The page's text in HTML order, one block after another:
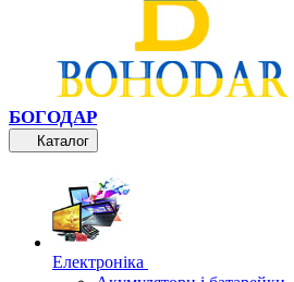
БОГОДАР
Каталог
Електроніка